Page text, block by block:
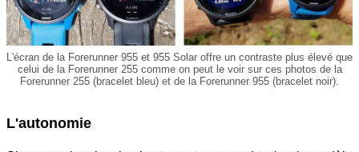
L'écran de la Forerunner 955 et 955 Solar offre un contraste plus élevé que
celui de la Forerunner 255 comme on peut le voir sur ces photos de la
Forerunner 255 (bracelet bleu) et de la Forerunner 955 (bracelet noir).
L'autonomie